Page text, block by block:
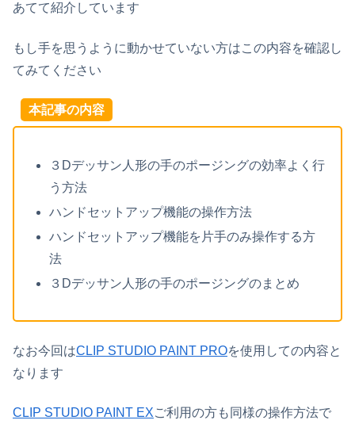
あてて紹介しています
もし手を思うように動かせていない方はこの内容を確認し
てみてください
本記事の内容
３Dデッサン人形の手のポージングの効率よく行
う方法
ハンドセットアップ機能の操作方法
ハンドセットアップ機能を片手のみ操作する方
法
３Dデッサン人形の手のポージングのまとめ
なお今回はCLIP STUDIO PAINT PROを使用しての内容と
なります
CLIP STUDIO PAINT EXご利用の方も同様の操作方法で